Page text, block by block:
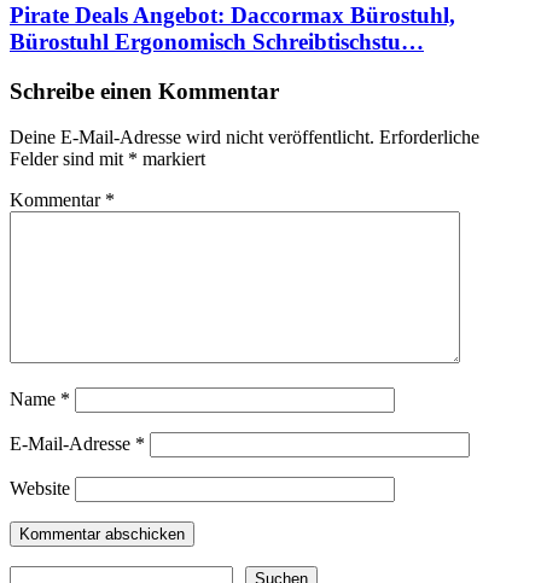
Pirate Deals Angebot: Daccormax Bürostuhl,
Bürostuhl Ergonomisch Schreibtischstu…
Schreibe einen Kommentar
Deine E-Mail-Adresse wird nicht veröffentlicht. Erforderliche
Felder sind mit * markiert
Kommentar *
Name *
E-Mail-Adresse *
Website
Suchen